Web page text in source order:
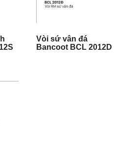
Vòi sứ vân đá
Bancoot BCL 2012D